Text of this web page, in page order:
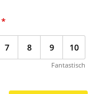
*
7 8 9 10
Fantastisch